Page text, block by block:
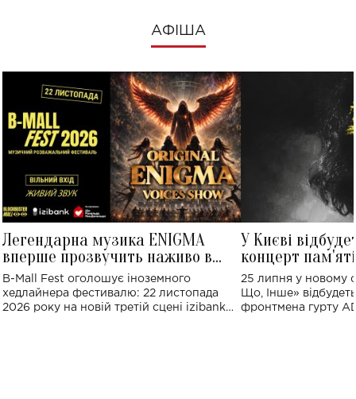
АФІША
Легендарна музика ENIGMA
вперше прозвучить наживо в
Україні: де відбудеться концерт
B-Mall Fest оголошує іноземного
хедлайнера фестивалю: 22 листопада
2026 року на новій третій сцені izibank
У Києві
концерт
Клименка:
виконають
25 липня у новому
Що, Інше»
фронтмена гурту